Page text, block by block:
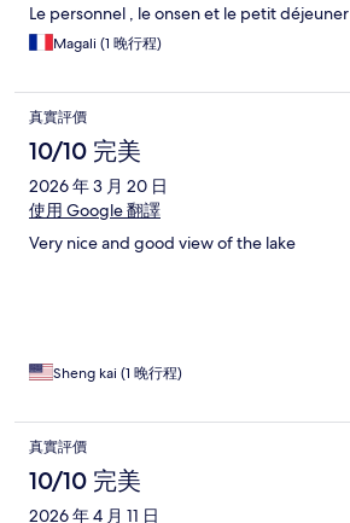
Le personnel , le onsen et le petit déjeuner
Magali (1 晚行程)
真實評價
10/10 完美
2026 年 3 月 20 日
使用 Google 翻譯
Very nice and good view of the lake
Sheng kai (1 晚行程)
真實評價
10/10 完美
2026 年 4 月 11 日